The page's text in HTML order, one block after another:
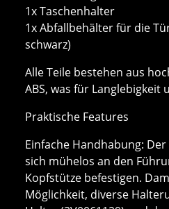
1x Taschenhalter
1x Abfallbehälter für die
schwarz)
Alle Teile bestehen aus
ABS, was für
Praktische Features
Einfache Handhabung:
sich mühelos an den
Kopfstütze befestigen.
Möglichkeit, diverse